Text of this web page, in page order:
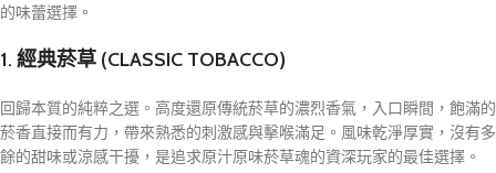
的味蕾選擇。
1. 經典菸草 (CLASSIC TOBACCO)
回歸本質的純粹之選。高度還原傳統菸草的濃烈香氣，入口瞬間，飽滿的
菸香直接而有力，帶來熟悉的刺激感與擊喉滿足。風味乾淨厚實，沒有多
餘的甜味或涼感干擾，是追求原汁原味菸草魂的資深玩家的最佳選擇。